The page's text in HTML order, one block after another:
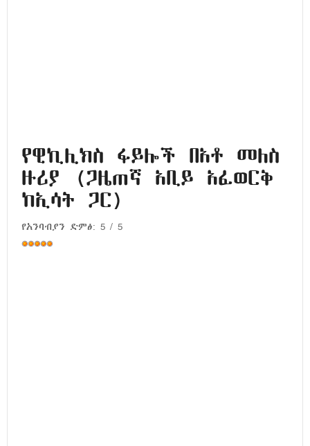
የዊኪሊክስ ፋይሎች በአቶ መለስ
ዙሪያ (ጋዜጠኛ አቢይ አፈወርቅ
ከኢሳት ጋር)
የአንባብያን ድምፅ: 5 / 5